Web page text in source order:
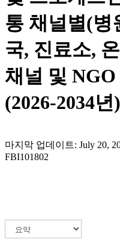
통 채널별(병
국, 진료소,
채널 및
(2026-2034년)
마지막 업데이트: July 20,
FBI101802